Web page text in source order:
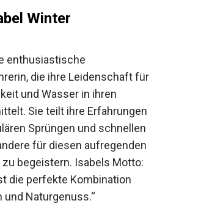
Winter
enthusiastische
die ihre Leidenschaft für
und Wasser in ihren
Sie teilt ihre Erfahrungen
Sprüngen und schnellen
für diesen aufregenden
begeistern. Isabels Motto:
die perfekte Kombination
und Naturgenuss.“